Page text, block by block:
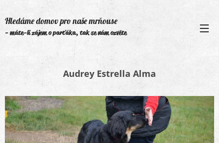
Hledáme domov pro naše mrňouse
- máte-li zájem o parťáka, tak se nám ozvěte
Audrey Estrella Alma